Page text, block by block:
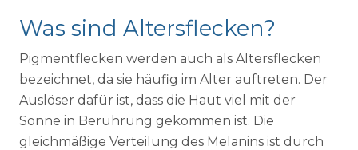
Was sind Altersflecken?
Pigmentflecken werden auch als Altersflecken
bezeichnet, da sie häufig im Alter auftreten. Der
Auslöser dafür ist, dass die Haut viel mit der
Sonne in Berührung gekommen ist. Die
gleichmäßige Verteilung des Melanins ist durch